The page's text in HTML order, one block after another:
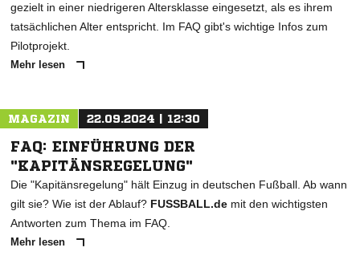
gezielt in einer niedrigeren Altersklasse eingesetzt, als es ihrem
tatsächlichen Alter entspricht. Im FAQ gibt's wichtige Infos zum
Pilotprojekt.
Mehr lesen
MAGAZIN 22.09.2024 | 12:30
FAQ: EINFÜHRUNG DER
"KAPITÄNSREGELUNG"
Die "Kapitänsregelung" hält Einzug in deutschen Fußball. Ab wann
gilt sie? Wie ist der Ablauf? FUSSBALL.de mit den wichtigsten
Antworten zum Thema im FAQ.
Mehr lesen